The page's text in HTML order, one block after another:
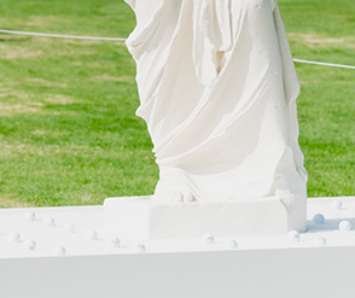
Production vidéo
Formation
Événements